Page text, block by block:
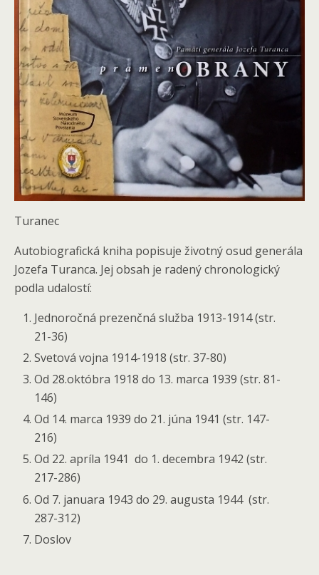
Turanec
Autobiografická kniha popisuje životný osud generála
Jozefa Turanca. Jej obsah je radený chronologický
podla udalostí:
Jednoročná prezenčná služba 1913-1914 (str.
21-36)
Svetová vojna 1914-1918 (str. 37-80)
Od 28.októbra 1918 do 13. marca 1939 (str. 81-
146)
Od 14. marca 1939 do 21. júna 1941 (str. 147-
216)
Od 22. apríla 1941 do 1. decembra 1942 (str.
217-286)
Od 7. januara 1943 do 29. augusta 1944 (str.
287-312)
Doslov